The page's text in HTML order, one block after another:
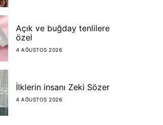
Açık ve buğday tenlilere
özel
4 AĞUSTOS 2026
İlklerin insanı Zeki Sözer
4 AĞUSTOS 2026